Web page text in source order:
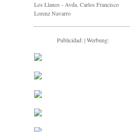
Los Llanos - Avda. Carlos Francisco
Lorenz Navarro
Publicidad: | Werbung: